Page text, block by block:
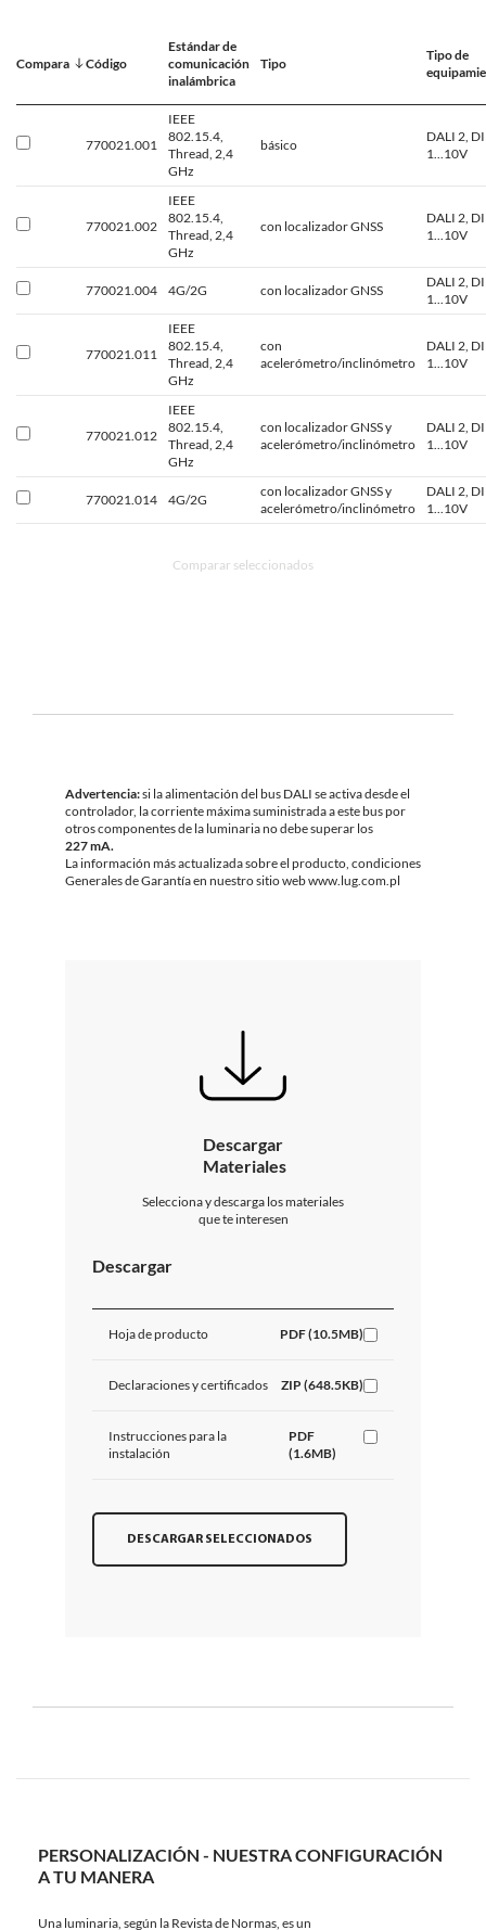
Compara Código
Estándar de
comunicación
inalámbrica
Tipo
Tipo de
770021.001
IEEE
802.15.4,
Thread, 2,4
GHz
básico
DALI 2,
1...10V
770021.002
IEEE
802.15.4,
Thread, 2,4
GHz
con localizador GNSS
DALI 2,
1...10V
770021.004 4G/2G con localizador GNSS
DALI 2,
1...10V
770021.011
IEEE
802.15.4,
Thread, 2,4
GHz
con
acelerómetro/inclinómetro
DALI 2,
1...10V
770021.012
IEEE
802.15.4,
Thread, 2,4
GHz
con localizador GNSS y
acelerómetro/inclinómetro
DALI 2,
1...10V
770021.014 4G/2G
con localizador GNSS y
acelerómetro/inclinómetro
DALI 2,
1...10V
Comparar seleccionados
Advertencia:si la alimentación del bus DALI se activa desde el
controlador, la corriente máxima suministrada a este bus por
otros componentes de la luminaria no debe superar los
227 mA.
La información más actualizada sobre el producto, condiciones
Generales de Garantía en nuestro sitio web www.lug.com.pl
Descargar
Materiales
Selecciona y descarga los materiales
que te interesen
Descargar
Hoja de producto PDF (10.5MB)
Declaraciones y certificados ZIP (648.5KB)
Instrucciones para la
instalación
PDF
(1.6MB)
DESCARGAR SELECCIONADOS
PERSONALIZACIÓN - NUESTRA CONFIGURACIÓN
A TU MANERA
Una luminaria, según la Revista de Normas, es un